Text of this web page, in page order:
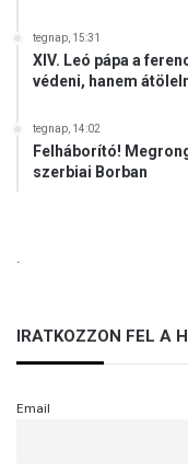
tegnap, 15:31
XIV. Leó pápa a
védeni, hanem
tegnap, 14:02
Felháborító!
szerbiai Borban
IRATKOZZON FEL A
Email